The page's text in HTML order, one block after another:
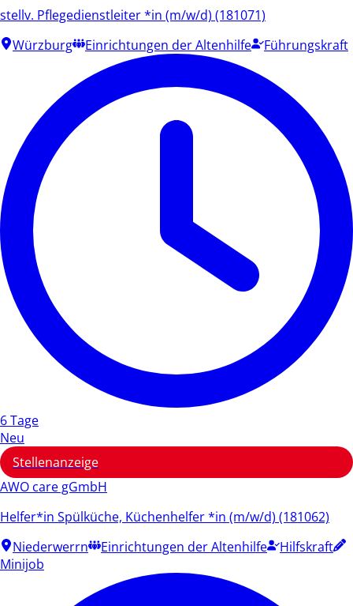
stellv. Pflegedienstleiter *in (m/w/d) (181071)
Würzburg
Einrichtungen der Altenhilfe Führungskraft
6 Tage
Neu
Stellenanzeige
AWO care gGmbH
Helfer*in Spülküche, Küchenhelfer *in (m/w/d) (181062)
Niederwerrn
Einrichtungen der Altenhilfe
Hilfskraft
Minijob